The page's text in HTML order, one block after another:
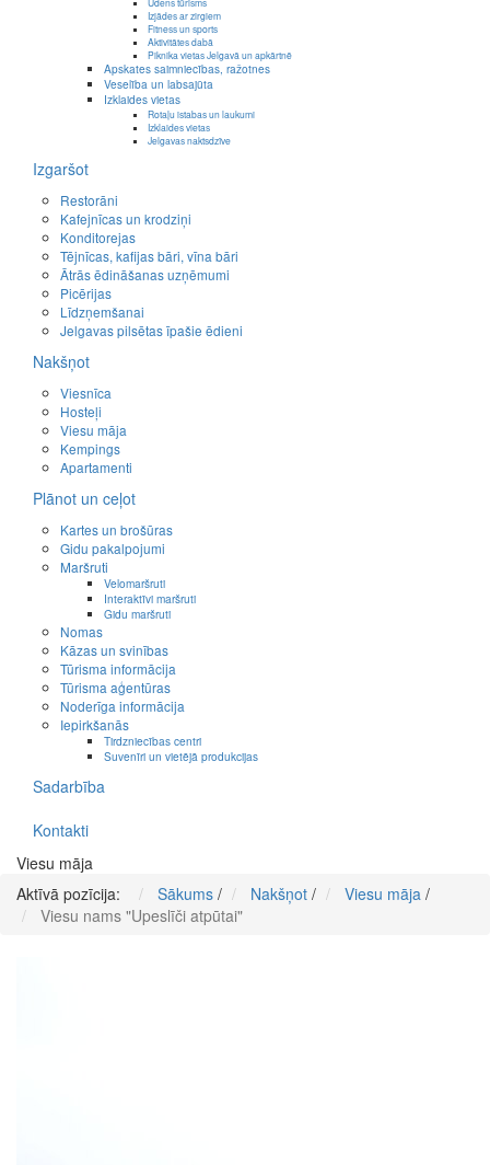
Izjādes ar zirgiem
Fitness un sports
Aktivitātes dabā
Piknika vietas Jelgavā un apkārtnē
Apskates saimniecības, ražotnes
Veselība un labsajūta
Izklaides vietas
Rotaļu istabas un laukumi
Izklaides vietas
Jelgavas naktsdzīve
Izgaršot
Restorāni
Kafejnīcas un krodziņi
Konditorejas
Tējnīcas, kafijas bāri, vīna bāri
Ātrās ēdināšanas uzņēmumi
Picērijas
Līdzņemšanai
Jelgavas pilsētas īpašie ēdieni
Nakšņot
Viesnīca
Hosteļi
Viesu māja
Kempings
Apartamenti
Plānot un ceļot
Kartes un brošūras
Gidu pakalpojumi
Maršruti
Velomaršruti
Interaktīvi maršruti
Gidu maršruti
Nomas
Kāzas un svinības
Tūrisma informācija
Tūrisma aģentūras
Noderīga informācija
Iepirkšanās
Tirdzniecības centri
Suvenīri un vietējā produkcijas
Sadarbība
Kontakti
Viesu māja
Aktīvā pozīcija:
Sākums / Nakšņot / Viesu māja /
Viesu nams "Upeslīči atpūtai"